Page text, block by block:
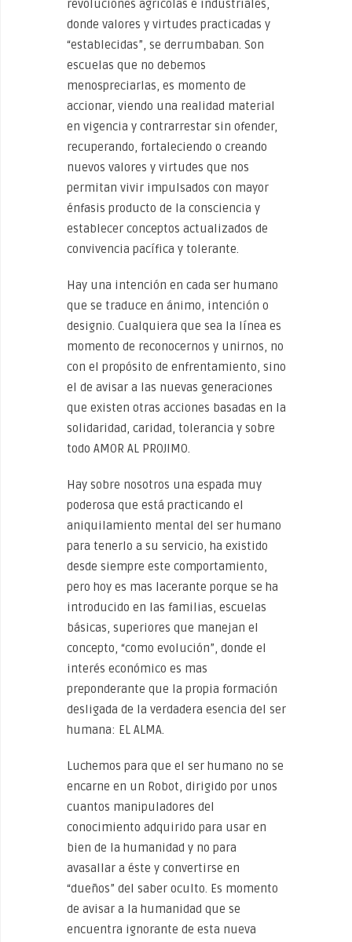
revoluciones agrícolas e industriales,
donde valores y virtudes practicadas y
“establecidas”, se derrumbaban. Son
escuelas que no debemos
menospreciarlas, es momento de
accionar, viendo una realidad material
en vigencia y contrarrestar sin ofender,
recuperando, fortaleciendo o creando
nuevos valores y virtudes que nos
permitan vivir impulsados con mayor
énfasis producto de la consciencia y
establecer conceptos actualizados de
convivencia pacífica y tolerante.
Hay una intención en cada ser humano
que se traduce en ánimo, intención o
designio. Cualquiera que sea la línea es
momento de reconocernos y unirnos, no
con el propósito de enfrentamiento, sino
el de avisar a las nuevas generaciones
que existen otras acciones basadas en la
solidaridad, caridad, tolerancia y sobre
todo AMOR AL PROJIMO.
Hay sobre nosotros una espada muy
poderosa que está practicando el
aniquilamiento mental del ser humano
para tenerlo a su servicio, ha existido
desde siempre este comportamiento,
pero hoy es mas lacerante porque se ha
introducido en las familias, escuelas
básicas, superiores que manejan el
concepto, “como evolución”, donde el
interés económico es mas
preponderante que la propia formación
desligada de la verdadera esencia del ser
humana: EL ALMA.
Luchemos para que el ser humano no se
encarne en un Robot, dirigido por unos
cuantos manipuladores del
conocimiento adquirido para usar en
bien de la humanidad y no para
avasallar a éste y convertirse en
“dueños” del saber oculto. Es momento
de avisar a la humanidad que se
encuentra ignorante de esta nueva